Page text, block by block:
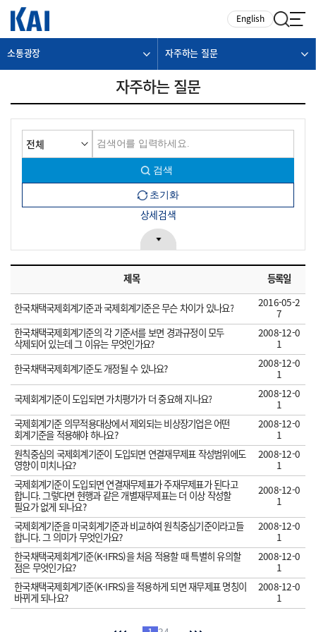
English
소통광장 자주하는 질문
자주하는 질문
상세검색
제목 등록일
한국채택국제회계기준과 국제회계기준은 무슨 차이가 있나요?
2016-05-2
7
한국채택국제회계기준의 각 기준서를 보면 경과규정이 모두
삭제되어 있는데 그 이유는 무엇인가요?
2008-12-0
1
한국채택국제회계기준도 개정될 수 있나요?
2008-12-0
1
국제회계기준이 도입되면 가치평가가 더 중요해 지나요?
2008-12-0
1
국제회계기준 의무적용대상에서 제외되는 비상장기업은 어떤
회계기준을 적용해야 하나요?
2008-12-0
1
원칙중심의 국제회계기준이 도입되면 연결재무제표 작성범위에도
영향이 미치나요?
2008-12-0
1
국제회계기준이 도입되면 연결재무제표가 주재무제표가 된다고
합니다. 그렇다면 현행과 같은 개별재무제표는 더 이상 작성할
필요가 없게 되나요?
2008-12-0
1
국제회계기준을 미국회계기준과 비교하여 원칙중심기준이라고들
합니다. 그 의미가 무엇인가요?
2008-12-0
1
한국채택국제회계기준(K-IFRS)을 처음 적용할 때 특별히 유의할
점은 무엇인가요?
2008-12-0
1
한국채택국제회계기준(K-IFRS)을 적용하게 되면 재무제표 명칭이
바뀌게 되나요?
2008-12-0
1